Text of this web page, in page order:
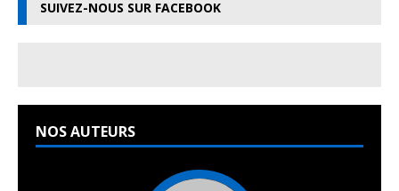
SUIVEZ-NOUS SUR FACEBOOK
NOS AUTEURS